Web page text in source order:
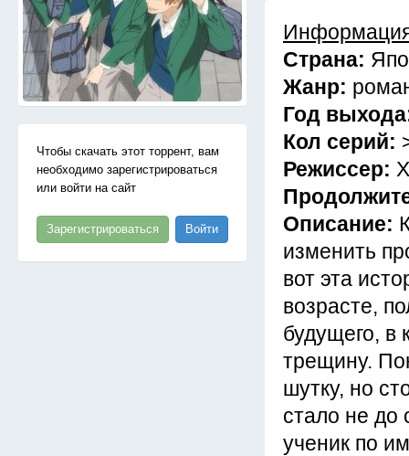
Чтобы скачать этот торрент, вам
необходимо зарегистрироваться
или войти на сайт
Зарегистрироваться Войти
Страна:
Жанр:
Год
Кол серий:
Режиссер:
Описание:
изменить
вот эта
возрасте,
будущего, в
трещину.
шутку, но
стало не до
ученик по